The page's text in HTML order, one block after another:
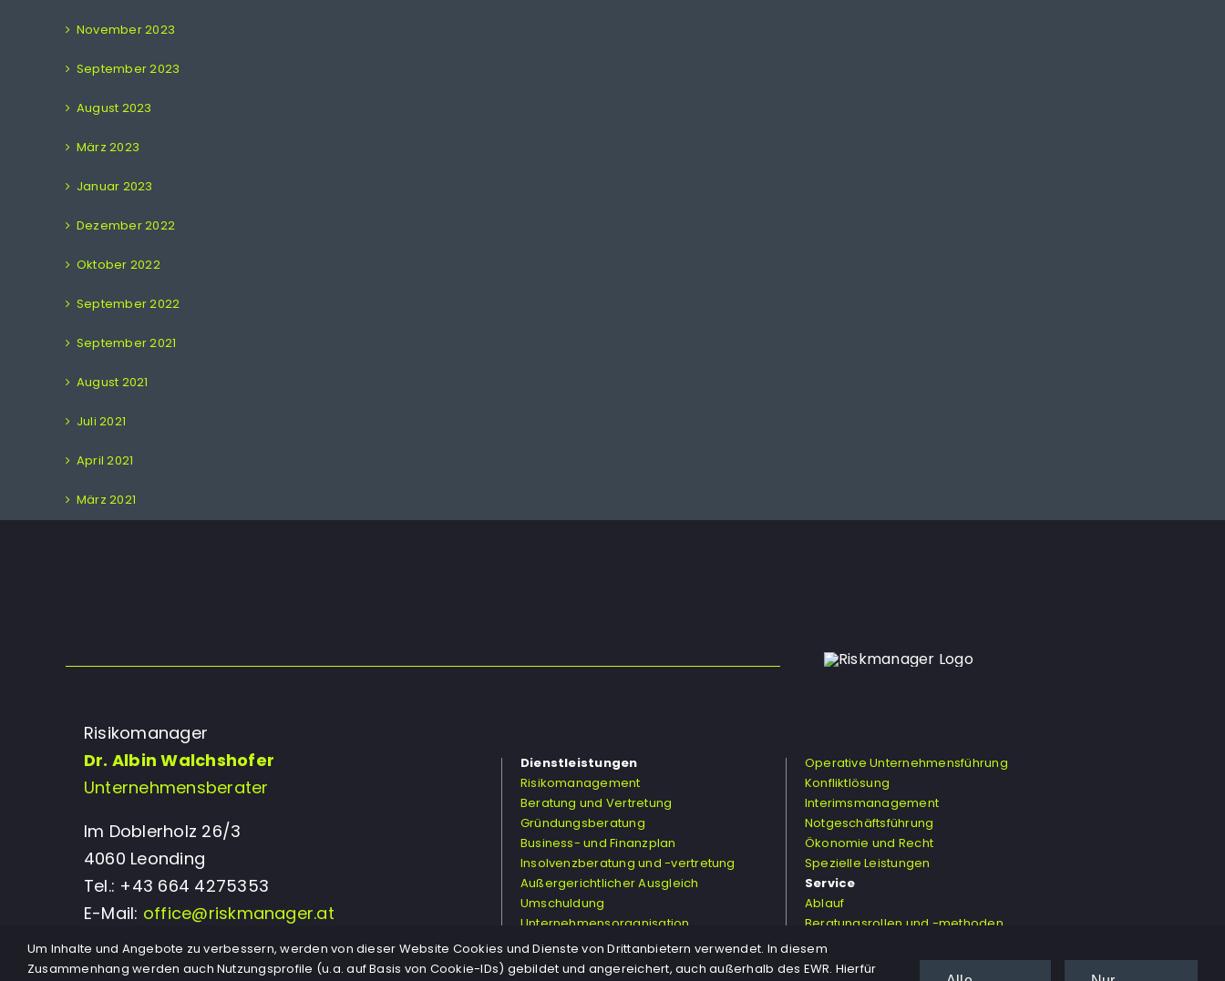
November 2023
September 2023
August 2023
März 2023
Januar 2023
Dezember 2022
Oktober 2022
September 2022
September 2021
August 2021
Juli 2021
April 2021
März 2021
Risikomanager
Dr. Albin Walchshofer
Unternehmensberater
Im Doblerholz 26/3
4060 Leonding
Tel.: +43 664 4275353
E-Mail: office@riskmanager.at
Dienstleistungen
Risikomanagement
Beratung und Vertretung
Gründungsberatung
Business- und Finanzplan
Insolvenzberatung und -vertretung
Außergerichtlicher Ausgleich
Umschuldung
Unternehmensorganisation
Strategische Unternehmensführung
Operative Unternehmensführung
Konfliktlösung
Interimsmanagement
Notgeschäftsführung
Ökonomie und Recht
Spezielle Leistungen
Service
Ablauf
Beratungsrollen und -methoden
Terminvereinbarung
Um Inhalte und Angebote zu verbessern, werden von dieser Website Cookies und Dienste von Drittanbietern verwendet. In diesem
Zusammenhang werden auch Nutzungsprofile (u.a. auf Basis von Cookie-IDs) gebildet und angereichert, auch außerhalb des EWR. Hierfür